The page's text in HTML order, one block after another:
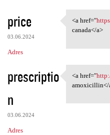
price
03.06.2024
Adres
<a
<a href="
canada</a>
prescriptio
n
03.06.2024
Adres
<a
<a href="
amoxicillin</